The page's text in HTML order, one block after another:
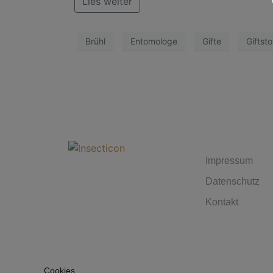
Brühl Entomologe Gifte
Impressum
Datenschutz
Kontakt
Cookies